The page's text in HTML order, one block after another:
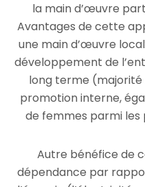
la main d’œuvre
Avantages de cette
une main d’œuvre
développement de
long terme (majorité
promotion interne,
de femmes parmi les
Autre bénéfice de
dépendance par